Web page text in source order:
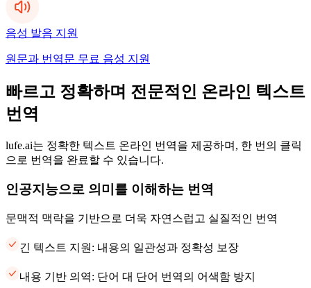
음성 발음 지원
원문과 번역문 무료 음성 지원
빠르고 정확하며 전문적인 온라인 텍스트
번역
lufe.ai는 정확한 텍스트 온라인 번역을 제공하며, 한 번의 클릭
으로 번역을 완료할 수 있습니다.
인공지능으로 의미를 이해하는 번역
문맥적 맥락을 기반으로 더욱 자연스럽고 실질적인 번역
긴 텍스트 지원: 내용의 일관성과 정확성 보장
내용 기반 의역: 단어 대 단어 번역의 어색함 방지